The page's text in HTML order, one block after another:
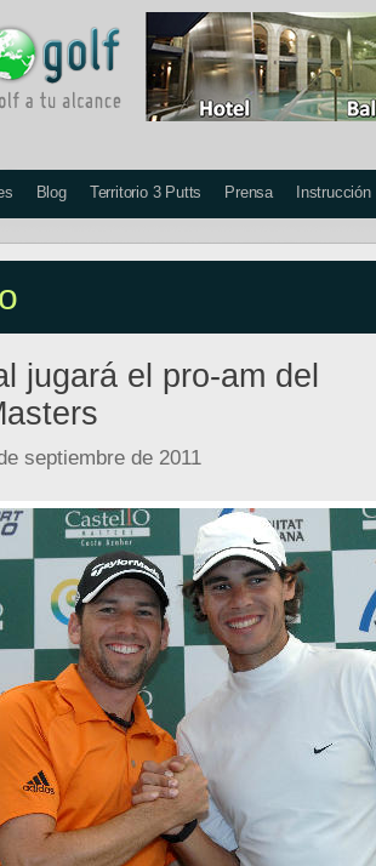
Blog Territorio 3 Putts Prensa Instrucción
jugará el pro-am del
septiembre de 2011